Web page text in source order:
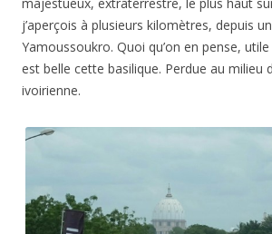
j’aperçois à plusieurs kilomètres, depuis
Yamoussoukro. Quoi qu’on en pense, utile
est belle cette basilique. Perdue au milieu
ivoirienne.